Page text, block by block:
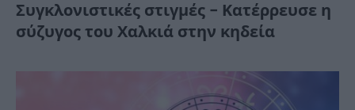
Συγκλονιστικές στιγμές – Κατέρρευσε η
σύζυγος του Χαλκιά στην κηδεία